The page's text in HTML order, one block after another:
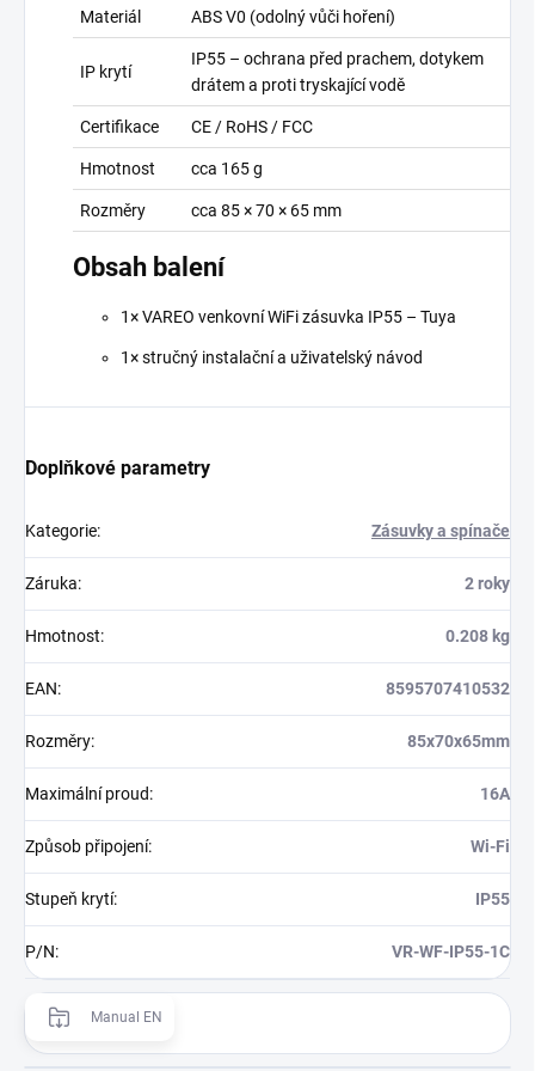
Materiál ABS V0 (odolný vůči hoření)
IP krytí
IP55 – ochrana před prachem, dotykem
drátem a proti tryskající vodě
Certifikace CE / RoHS / FCC
Hmotnost cca 165 g
Rozměry cca 85 × 70 × 65 mm
Obsah balení
1× VAREO venkovní WiFi zásuvka IP55 – Tuya
1× stručný instalační a uživatelský návod
Doplňkové parametry
Kategorie: Zásuvky a spínače
Záruka: 2 roky
Hmotnost: 0.208 kg
EAN: 8595707410532
Rozměry: 85x70x65mm
Maximální proud: 16A
Způsob připojení: Wi-Fi
Stupeň krytí: IP55
P/N: VR-WF-IP55-1C
Manual EN